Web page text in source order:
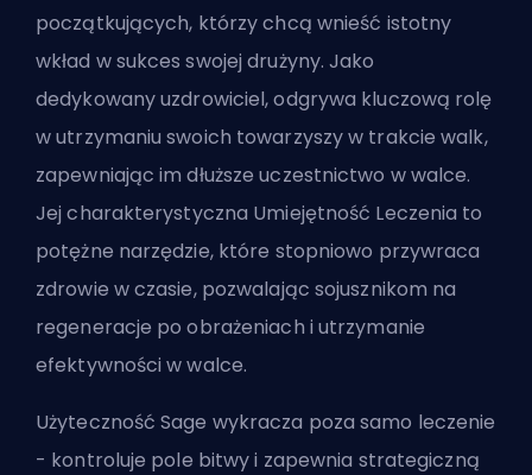
początkujących, którzy chcą wnieść istotny
wkład w sukces swojej drużyny. Jako
dedykowany uzdrowiciel, odgrywa kluczową rolę
w utrzymaniu swoich towarzyszy w trakcie walk,
zapewniając im dłuższe uczestnictwo w walce.
Jej charakterystyczna Umiejętność Leczenia to
potężne narzędzie, które stopniowo przywraca
zdrowie w czasie, pozwalając sojusznikom na
regeneracje po obrażeniach i utrzymanie
efektywności w walce.
Użyteczność Sage wykracza poza samo leczenie
- kontroluje pole bitwy i zapewnia strategiczną